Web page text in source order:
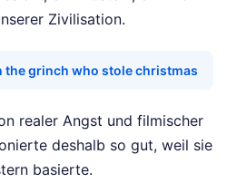
Zivilisation.
the grinch who stole christmas
realer Angst und filmischer
deshalb so gut, weil sie
basierte.